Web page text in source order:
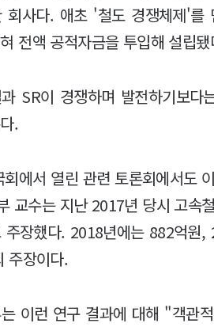
회사다. 애초 '철도 경쟁체제'를
전액 공적자금을 투입해 설립됐
SR이 경쟁하며 발전하기보
.
에서 열린 관련 토론회에서도
교수는 지난 2017년 당시 고속
주장했다. 2018년에는 882억원
주장이다.
이런 연구 결과에 대해 "객관